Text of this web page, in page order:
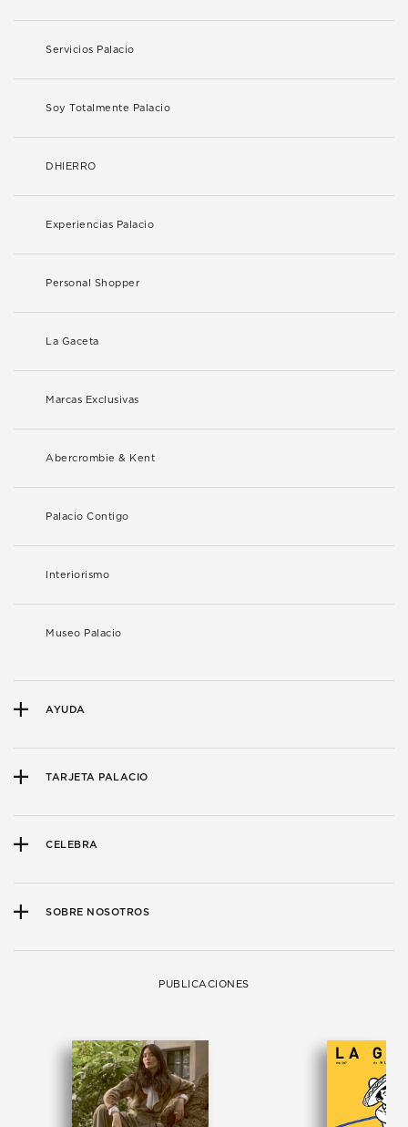
Servicios Palacio
Soy Totalmente Palacio
DHIERRO
Experiencias Palacio
Personal Shopper
La Gaceta
Marcas Exclusivas
Abercrombie & Kent
Palacio Contigo
Interiorismo
Museo Palacio
AYUDA
TARJETA PALACIO
CELEBRA
SOBRE NOSOTROS
PUBLICACIONES